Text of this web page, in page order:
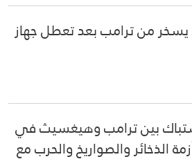
يسخر من ترامب بعد تعطل جهاز
بين ترامب وهيغسيث في
الذخائر والصواريخ والحرب مع